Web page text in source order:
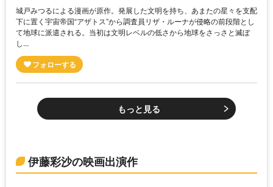
城戸みつるによる漫画が原作。発展した文明を持ち、あまたの星々を支配
下に置く宇宙帝国“アザトス”から調査員リザ・ルーナが侵略の前段階とし
て地球に派遣される。当初は文明レベルの低さから地球をさっさと滅ぼ
し...
もっと見る
伊藤彩沙の映画出演作